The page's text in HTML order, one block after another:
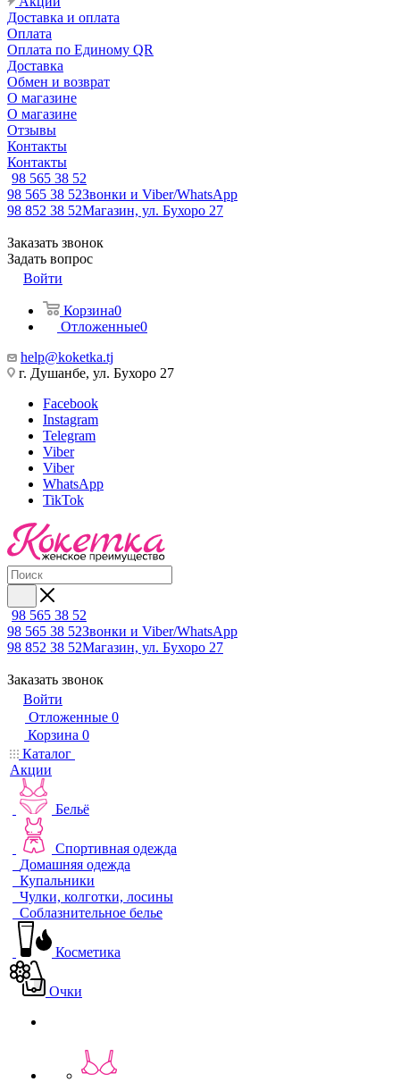
Доставка и оплата
Оплата
Оплата по Единому QR
Доставка
Обмен и возврат
О магазине
О магазине
Отзывы
Контакты
Контакты
98 565 38 52
98 565 38 52Звонки и Viber/WhatsApp
98 852 38 52Магазин, ул. Бухоро 27
Заказать звонок
Задать вопрос
Войти
Корзина0
Отложенные0
help@koketka.tj
г. Душанбе, ул. Бухоро 27
Facebook
Instagram
Telegram
Viber
Viber
WhatsApp
TikTok
98 565 38 52
98 565 38 52Звонки и Viber/WhatsApp
98 852 38 52Магазин, ул. Бухоро 27
Заказать звонок
Войти
Отложенные 0
Корзина 0
Каталог
Акции
Бельё
Спортивная одежда
Домашняя одежда
Купальники
Чулки, колготки, лосины
Соблазнительное белье
Косметика
Очки